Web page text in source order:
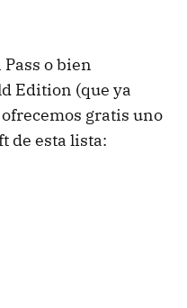
o bien
Edition (que ya
gratis uno
de esta lista: